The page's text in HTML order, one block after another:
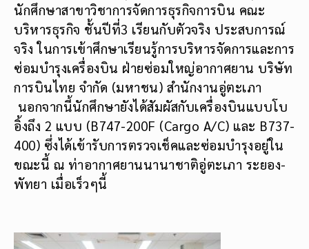
นักศึกษาสาขาวิชาการจัดการธุรกิจการบิน คณะ
บริหารธุรกิจ ชั้นปีที่3 เรียนกับตัวจริง ประสบการณ์
จริง ในการเข้าศึกษาเรียนรู้การบริหารจัดการและการ
ซ่อมบำรุงเครื่องบิน ฝ่ายซ่อมใหญ่อากาศยาน บริษัท
การบินไทย จำกัด (มหาชน) สำนักงานอู่ตะเภา
นอกจากนี้นักศึกษายังได้สัมผัสกับเครื่องบินแบบโบ
อิ้งถึง 2 แบบ (B747-200F (Cargo A/C) และ B737-
400) ซึ่งได้เข้ารับการตรวจเช็คและซ่อมบำรุงอยู่ใน
ขณะนี้ ณ ท่าอากาศยานนานาชาติอู่ตะเภา ระยอง-
พัทยา เมื่อเร็วๆนี้